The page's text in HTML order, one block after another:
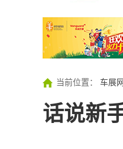
当前位置： 车展
话说新